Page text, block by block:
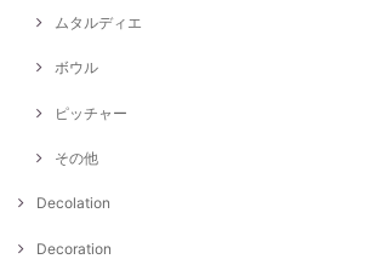
ムタルディエ
ボウル
ピッチャー
その他
Decolation
Decoration